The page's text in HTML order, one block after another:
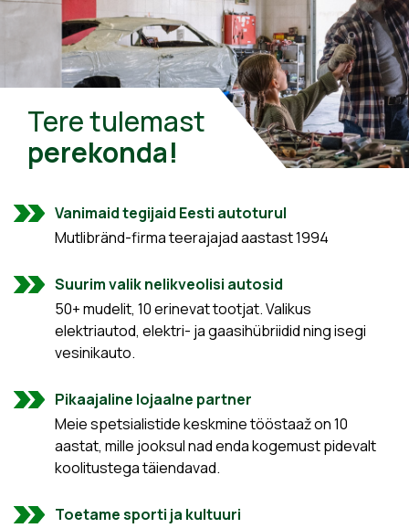
Tere tulemast
perekonda!
Vanimaid tegijaid Eesti autoturul
Mutlibränd-firma teerajajad aastast 1994
Suurim valik nelikveolisi autosid
50+ mudelit, 10 erinevat tootjat. Valikus
elektriautod, elektri- ja gaasihübriidid ning isegi
vesinikauto.
Pikaajaline lojaalne partner
Meie spetsialistide keskmine tööstaaž on 10
aastat, mille jooksul nad enda kogemust pidevalt
koolitustega täiendavad.
Toetame sporti ja kultuuri